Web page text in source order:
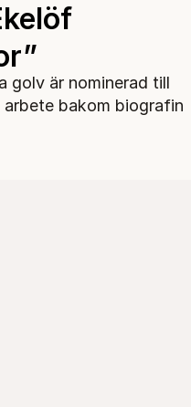
golv är nominerad till
bakom biografin